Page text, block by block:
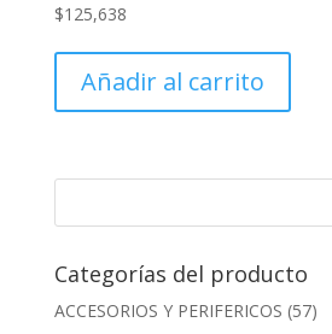
$125,638
Añadir al carrito
Categorías del producto
ACCESORIOS Y PERIFERICOS (57)